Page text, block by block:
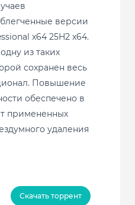
версии
x64 25H2 x64.
из таких
сохранен весь
Повышение
обеспечено в
примененных
удаления
Скачать торрент